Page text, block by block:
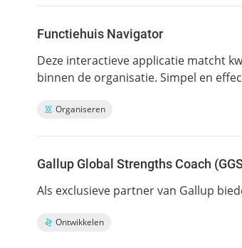
Functiehuis Navigator
Deze interactieve applicatie matcht
binnen de organisatie. Simpel en
Organiseren
Gallup Global Strengths Coach
Als exclusieve partner van Gallup
Ontwikkelen